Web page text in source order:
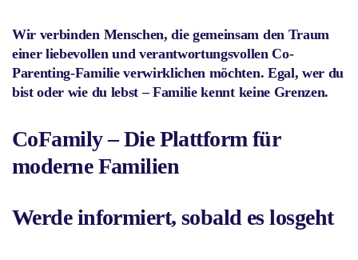
Wir verbinden Menschen, die gemeinsam den Traum
einer liebevollen und verantwortungsvollen Co-
Parenting-Familie verwirklichen möchten. Egal, wer du
bist oder wie du lebst – Familie kennt keine Grenzen.
CoFamily – Die Plattform für
moderne Familien
Werde informiert, sobald es losgeht